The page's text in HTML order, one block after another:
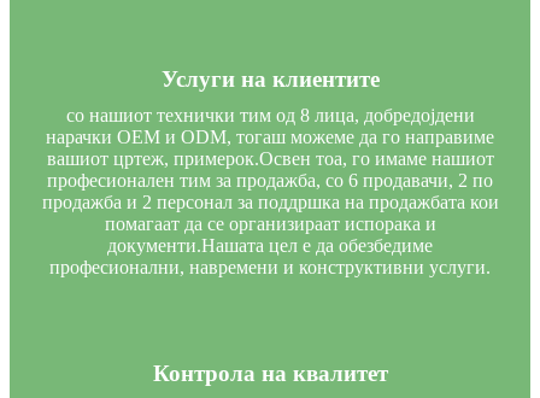
Услуги на клиентите
со нашиот технички тим од 8 лица, добредојдени
нарачки OEM и ODM, тогаш можеме да го направиме
вашиот цртеж, примерок.Освен тоа, го имаме нашиот
професионален тим за продажба, со 6 продавачи, 2 по
продажба и 2 персонал за поддршка на продажбата кои
помагаат да се организираат испорака и
документи.Нашата цел е да обезбедиме
професионални, навремени и конструктивни услуги.
Контрола на квалитет